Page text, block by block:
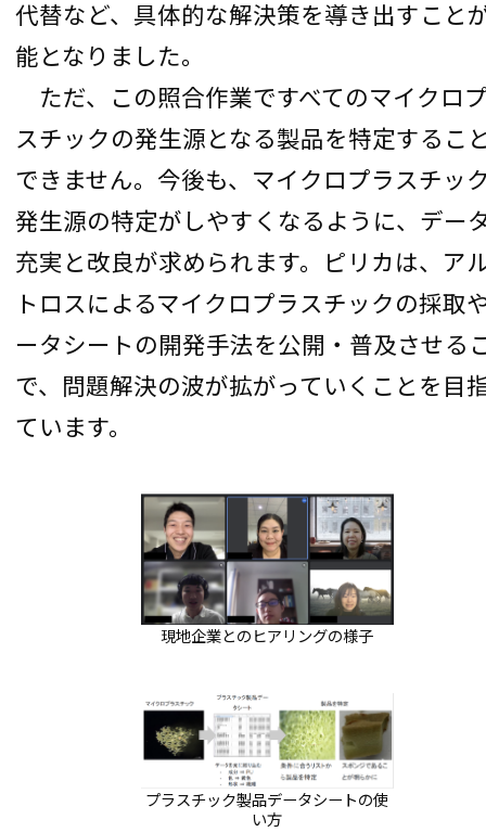
代替など、具体的な解決策を導き出すこと
能となりました。
ただ、この照合作業ですべてのマイクロ
スチックの発生源となる製品を特定するこ
できません。今後も、マイクロプラスチッ
発生源の特定がしやすくなるように、デー
充実と改良が求められます。ピリカは、ア
トロスによるマイクロプラスチックの採取
ータシートの開発手法を公開・普及させる
で、問題解決の波が拡がっていくことを目
ています。
現地企業とのヒアリングの様子
プラスチック製品データシートの使
い方